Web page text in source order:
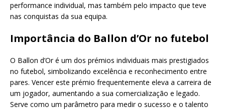
performance individual, mas também pelo impacto que teve
nas conquistas da sua equipa.
Importância do Ballon d’Or no futebol
O Ballon d’Or é um dos prémios individuais mais prestigiados
no futebol, simbolizando excelência e reconhecimento entre
pares. Vencer este prémio frequentemente eleva a carreira de
um jogador, aumentando a sua comercialização e legado.
Serve como um parâmetro para medir o sucesso e o talento